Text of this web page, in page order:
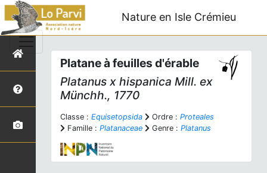
Nature en Isle Crémieu
Platane à feuilles d'érable
Platanus x hispanica Mill. ex
Münchh., 1770
Classe : Equisetopsida Ordre : Proteales
Famille : Platanaceae Genre : Platanus